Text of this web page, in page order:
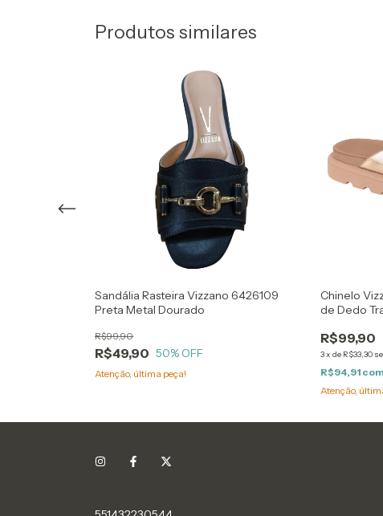
Produtos similares
Sandália Rasteira Vizzano 6426109
Preta Metal Dourado
R$49,90
R$99,90
50% OFF
Atenção, última peça!
Chinelo
de Dedo
R$99,90
3x de R$33,30
R$94,91 com
Atenção,